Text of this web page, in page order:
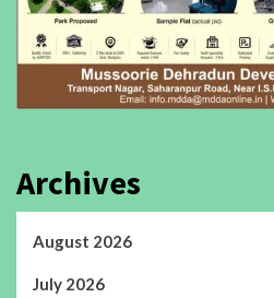
Archives
August 2026
July 2026